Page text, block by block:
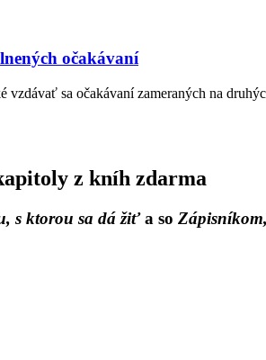
očakávaní
vzdávať sa očakávaní zameraných na
z kníh zdarma
s ktorou sa dá žiťa so